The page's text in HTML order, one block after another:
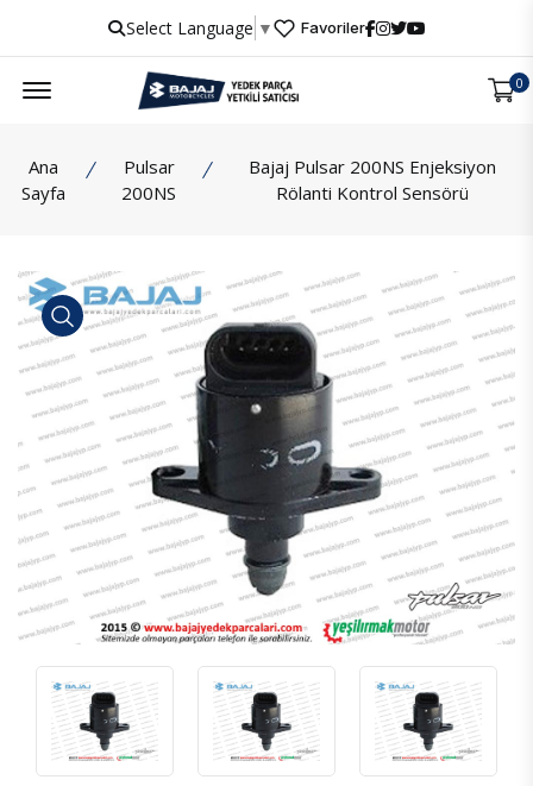
Select Language ▼ Favoriler
0
Ana
Sayfa
Pulsar
200NS
Bajaj Pulsar 200NS Enjeksiyon
Rölanti Kontrol Sensörü
İncele